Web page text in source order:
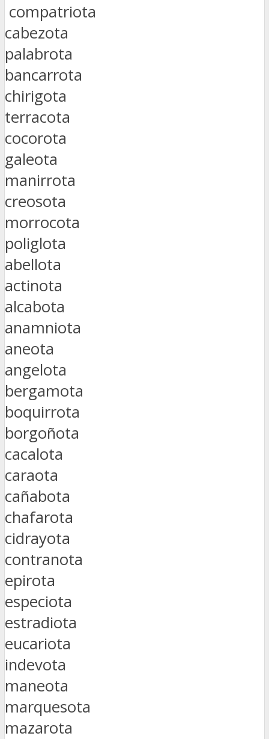
compatriota
cabezota
palabrota
bancarrota
chirigota
terracota
cocorota
galeota
manirrota
creosota
morrocota
poliglota
abellota
actinota
alcabota
anamniota
aneota
angelota
bergamota
boquirrota
borgoñota
cacalota
caraota
cañabota
chafarota
cidrayota
contranota
epirota
especiota
estradiota
eucariota
indevota
maneota
marquesota
mazarota